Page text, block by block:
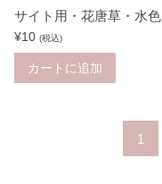
サイト用・花唐草・水色
¥10 (税込)
カートに追加
1